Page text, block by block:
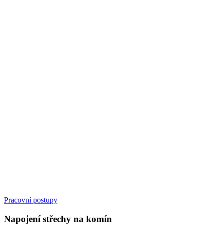
Pracovní postupy
Napojení střechy na komín